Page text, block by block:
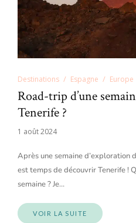
Destinations Espagne Europe
Road-trip d’une
Tenerife ?
1 août 2024
Après une semaine d’exploration
est temps de découvrir Tenerife !
semaine ? Je…
VOIR LA SUITE